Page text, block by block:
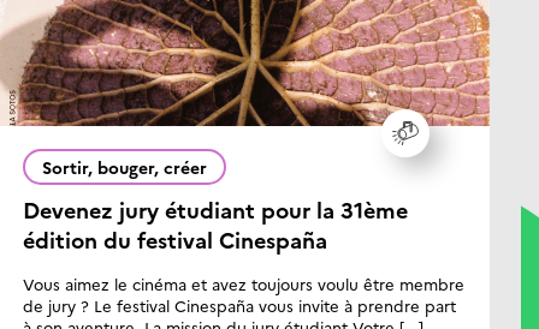
Poitiers
Reims
Rennes
Bretagne
La Réunion
Mayotte
Devenez jury étudiant pour la 31ème
édition du festival Cinespaña
Sortir, bouger, créer
Vous aimez le cinéma et avez toujours voulu être membre
de jury ? Le festival Cinespaña vous invite à prendre part